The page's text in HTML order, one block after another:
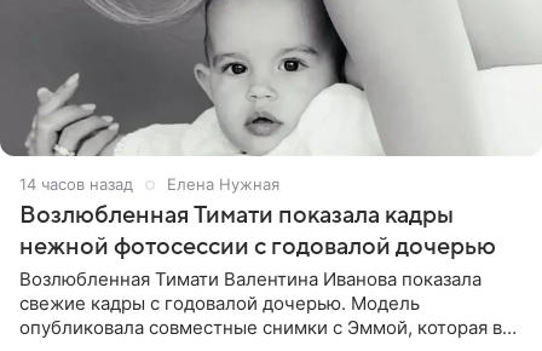
14 часов назад Елена Нужная
Возлюбленная Тимати показала кадры
нежной фотосессии с годовалой дочерью
Возлюбленная Тимати Валентина Иванова показала
свежие кадры с годовалой дочерью. Модель
опубликовала совместные снимки с Эммой, которая в